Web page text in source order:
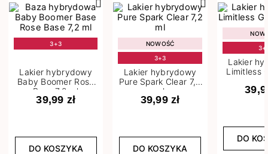
3+3
Lakier hybrydowy
Baby Boomer Rose
Base 7,2 ml
39,99 zł
DO KOSZYKA
NOWOŚĆ
3+3
Lakier hybrydowy
Pure Spark Clear 7,2
ml
39,99 zł
DO KOSZYKA
Lakier
Limitless
DO